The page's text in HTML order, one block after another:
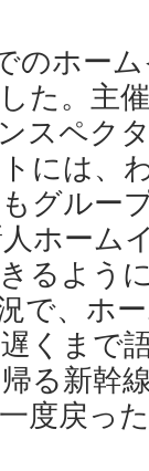
のホー
た。主
スペク
には、
グルー
ホーム
るよう
で、ホ
くまで
る新幹
度戻っ